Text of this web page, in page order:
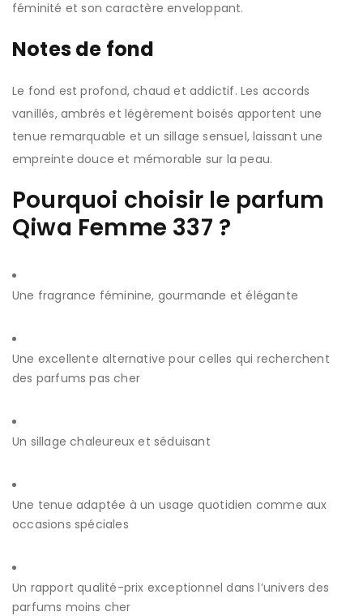
féminité et son caractère enveloppant.
Notes de fond
Le fond est profond, chaud et addictif. Les accords
vanillés, ambrés et légèrement boisés apportent une
tenue remarquable et un sillage sensuel, laissant une
empreinte douce et mémorable sur la peau.
Pourquoi choisir le parfum
Qiwa Femme 337 ?
Une fragrance féminine, gourmande et élégante
Une excellente alternative pour celles qui recherchent
des parfums pas cher
Un sillage chaleureux et séduisant
Une tenue adaptée à un usage quotidien comme aux
occasions spéciales
Un rapport qualité-prix exceptionnel dans l’univers des
parfums moins cher